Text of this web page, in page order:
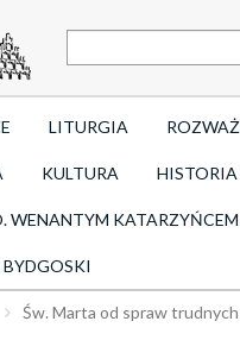
LITURGIA
KULTURA HISTORIA
WENANTYM KATARZYŃCEM
Św. Marta od spraw trudnych